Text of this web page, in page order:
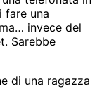
fare una
invece del
Sarebbe
di una ragazza